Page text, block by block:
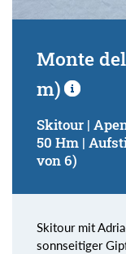
Monte
m)
Skitour |
50 Hm |
von 6)
Skitour mit
sonnseitiger